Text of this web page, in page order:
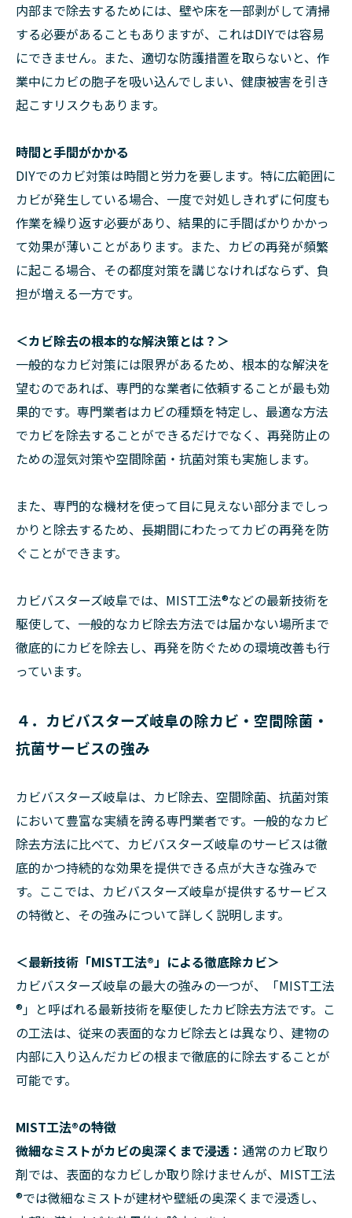
内部まで除去するためには、壁や床を一部剥がして清掃
する必要があることもありますが、これはDIYでは容易
にできません。また、適切な防護措置を取らないと、作
業中にカビの胞子を吸い込んでしまい、健康被害を引き
起こすリスクもあります。
時間と手間がかかる
DIYでのカビ対策は時間と労力を要します。特に広範囲に
カビが発生している場合、一度で対処しきれずに何度も
作業を繰り返す必要があり、結果的に手間ばかりかかっ
て効果が薄いことがあります。また、カビの再発が頻繁
に起こる場合、その都度対策を講じなければならず、負
担が増える一方です。
＜カビ除去の根本的な解決策とは？＞
一般的なカビ対策には限界があるため、根本的な解決を
望むのであれば、専門的な業者に依頼することが最も効
果的です。専門業者はカビの種類を特定し、最適な方法
でカビを除去することができるだけでなく、再発防止の
ための湿気対策や空間除菌・抗菌対策も実施します。
また、専門的な機材を使って目に見えない部分までしっ
かりと除去するため、長期間にわたってカビの再発を防
ぐことができます。
カビバスターズ岐阜では、MIST工法®などの最新技術を
駆使して、一般的なカビ除去方法では届かない場所まで
徹底的にカビを除去し、再発を防ぐための環境改善も行
っています。
４．カビバスターズ岐阜の除カビ・空間除菌・
抗菌サービスの強み
カビバスターズ岐阜は、カビ除去、空間除菌、抗菌対策
において豊富な実績を誇る専門業者です。一般的なカビ
除去方法に比べて、カビバスターズ岐阜のサービスは徹
底的かつ持続的な効果を提供できる点が大きな強みで
す。ここでは、カビバスターズ岐阜が提供するサービス
の特徴と、その強みについて詳しく説明します。
＜最新技術「MIST工法®」による徹底除カビ＞
カビバスターズ岐阜の最大の強みの一つが、「MIST工法
®」と呼ばれる最新技術を駆使したカビ除去方法です。こ
の工法は、従来の表面的なカビ除去とは異なり、建物の
内部に入り込んだカビの根まで徹底的に除去することが
可能です。
MIST工法®の特徴
微細なミストがカビの奥深くまで浸透： 通常のカビ取り
剤では、表面的なカビしか取り除けませんが、MIST工法
®では微細なミストが建材や壁紙の奥深くまで浸透し、